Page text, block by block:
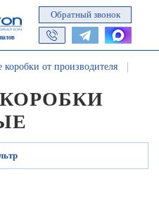
Обратный звонок
коробки от производителя